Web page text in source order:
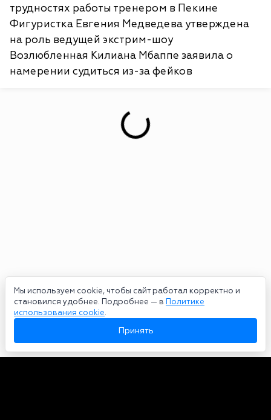
Мы используем cookie, чтобы сайт работал корректно и
становился удобнее. Подробнее — в Политике
использования cookie.
Принять
трудностях работы тренером в Пекине
Фигуристка Евгения Медведева утверждена
на роль ведущей экстрим-шоу
Возлюбленная Килиана Мбаппе заявила о
намерении судиться из-за фейков